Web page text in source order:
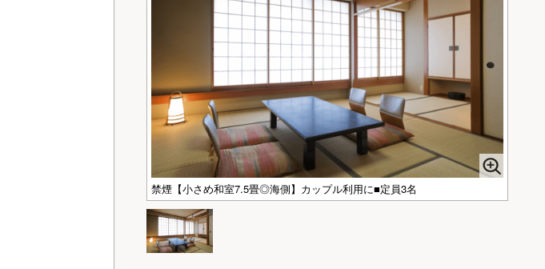
禁煙【小さめ和室7.5畳◎海側】カップル利用に■定員3名